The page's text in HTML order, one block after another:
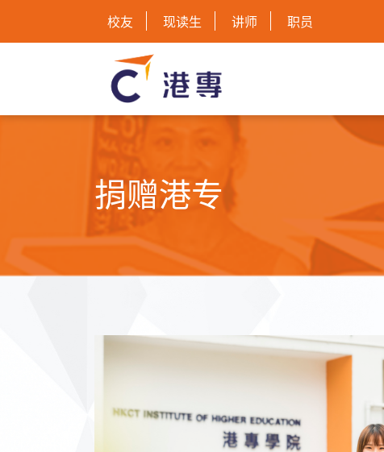
校友 现读生 讲师 职员
捐赠港专